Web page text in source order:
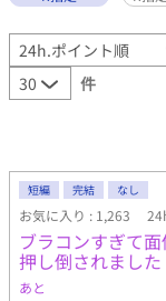
件
短編 完結 なし
お気に入り : 1,263
ブラコンすぎて
押し倒されました
あと